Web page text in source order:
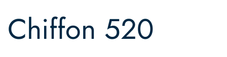
Chiffon 520
the
beginning